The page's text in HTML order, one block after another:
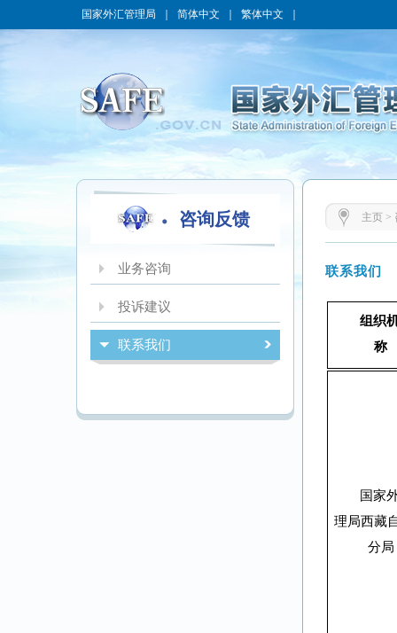
国家外汇管理局 简体中文 繁体中文
咨询反馈
业务咨询
投诉建议
联系我们
主页 >
联系我们
组织
称
国家
理局西藏
分局